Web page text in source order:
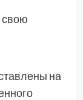
свою
на